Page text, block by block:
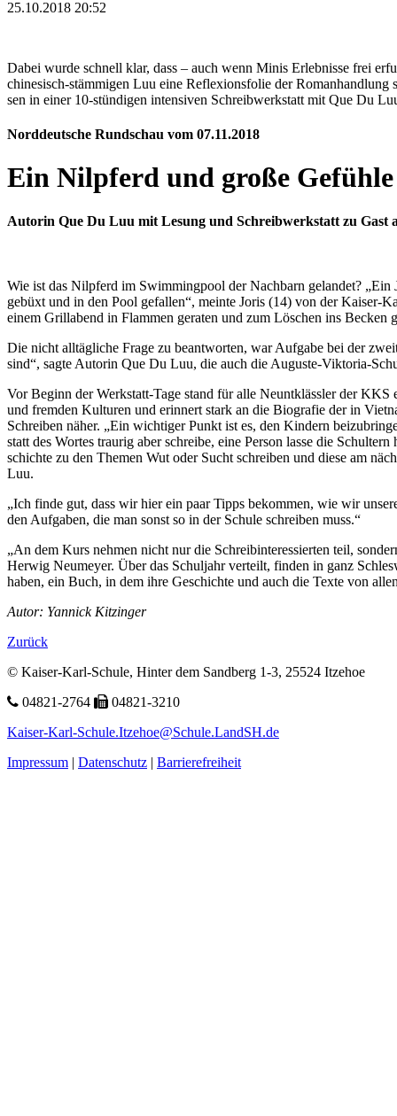
25.10.2018 20:52
Da­bei wur­de schnell klar, dass – auch wenn Minis Er­leb­nis­se frei
chi­ne­sisch-stäm­migen Luu eine Re­flexions­folie der
sen in einer 10-stün­digen in­ten­siven Schreib­werk­statt mit Que Du
Nord­deut­sche Rund­schau vom 07.11.­2018
Ein Nil­pferd und große Ge­fühle
Autorin Que Du Luu mit Le­sung und Schreib­werk­statt zu Gast
Wie ist das Nilpferd im Swimming­pool der Nachbarn gelandet?
gebüxt und in den Pool ge­fal­len“, meinte Joris (14) von der Kaiser-
einem Grill­abend in Flam­men geraten und zum Löschen ins Becken
Die nicht alltägliche Frage zu beant­worten, war Auf­gabe bei der
sind“, sagte Au­torin Que Du Luu, die auch die Auguste-Viktoria-
Vor Beginn der Werk­statt-Tage stand für alle Neunt­klässler der
und fremden Kulturen und erin­nert stark an die Biografie der in
Schreiben näher. „Ein wichti­ger Punkt ist es, den Kindern
statt des Wortes traurig aber schreibe, eine Person las­se die
schichte zu den Themen Wut oder Sucht schreiben und diese am
Luu.
„Ich finde gut, dass wir hier ein paar Tipps be­kom­men, wie wir
den Auf­gaben, die man sonst so in der Schule schreiben muss.“
„An dem Kurs nehmen nicht nur die Schreib­interessierten teil,
Herwig Neumeyer. Über das Schuljahr verteilt, finden in ganz
haben, ein Buch, in dem ihre Ge­schichte und auch die Texte von
Autor: Yannick Kitzinger
Zurück
© Kaiser-Karl-Schule, Hinter dem Sandberg 1-3, 25524 Itzehoe
04821-2764
04821-3210
Kaiser-Karl-Schule.Itzehoe@Schule.LandSH.de
Impressum | Datenschutz | Barrierefreiheit